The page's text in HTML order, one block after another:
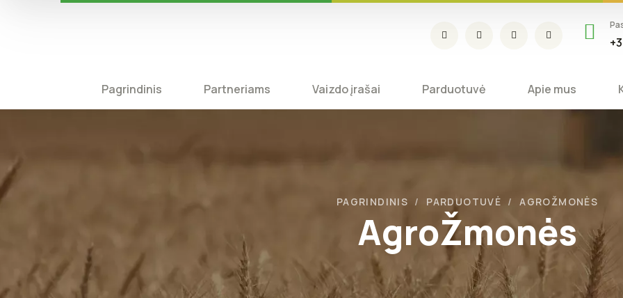
Pagrindinis Partneriams Vaizdo įrašai Parduotuvė Apie mus
AgroŽmonės
PAGRINDINIS PARDUOTUVĖ AGROŽMONĖS